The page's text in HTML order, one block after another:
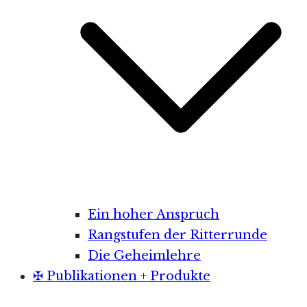
Ein hoher Anspruch
Rangstufen der Ritterrunde
Die Geheimlehre
✠ Publikationen + Produkte